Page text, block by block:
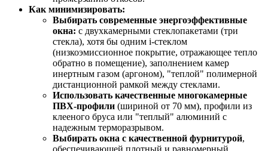
Как минимизировать:
Выбирать современные энергоэффективные
окна: с двухкамерными стеклопакетами (три
стекла), хотя бы одним i-стеклом
(низкоэмиссионное покрытие, отражающее тепло
обратно в помещение), заполнением камер
инертным газом (аргоном), "теплой" полимерной
дистанционной рамкой между стеклами.
Использовать качественные многокамерные
ПВХ-профили (шириной от 70 мм), профили из
клееного бруса или "теплый" алюминий с
надежным терморазрывом.
Выбирать окна с качественной фурнитурой,